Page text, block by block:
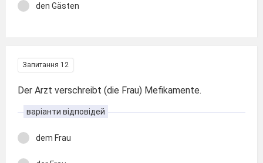
den Gästen
Запитання 12
Der Arzt verschreibt (die Frau) Mefikamente.
варіанти відповідей
dem Frau